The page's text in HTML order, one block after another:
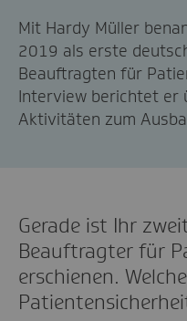
Mit Hardy Müller
2019 als erste
Beauftragten für
Interview berichtet er
Aktivitäten zum
Gerade ist Ihr
Beauftragter für
erschienen.